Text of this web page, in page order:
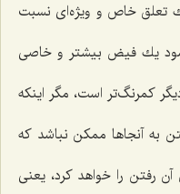
تعلق خاص و ویژه‌ای نسبت
یك فیض بیشتر و خاصی
كمرنگ‌تر است، مگر اینكه
به آنجاها ممكن نباشد كه
رفتن را خواهد كرد، یعنی